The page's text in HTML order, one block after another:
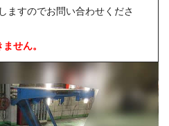
ますのでお問い合わせくださ
せん。